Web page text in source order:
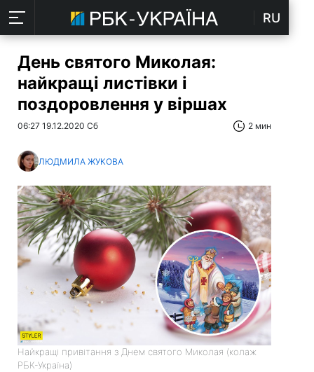
RU
День святого Миколая:
найкращі листівки і
поздоровлення у віршах
06:27 19.12.2020 Сб 2 мин
ЛЮДМИЛА ЖУКОВА
Найкращі привітання з Днем святого Миколая (колаж
РБК-Україна)